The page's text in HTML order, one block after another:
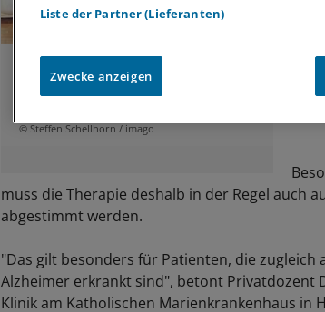
Demenzpatienten verweigern häufig
die Nahrungsaufnahme. Wenn sie
zusätzlich an Diabetes erkrankt sind,
© Steffen Schellhorn / imago
muss die Therapie deshalb in der Regel auch
abgestimmt werden.
"Das gilt besonders für Patienten, die
Alzheimer erkrankt sind", betont Privatdozent
Klinik am Katholischen Marienkrankenhaus in
Liste der Partner (Lieferanten)
Zwecke anzeigen